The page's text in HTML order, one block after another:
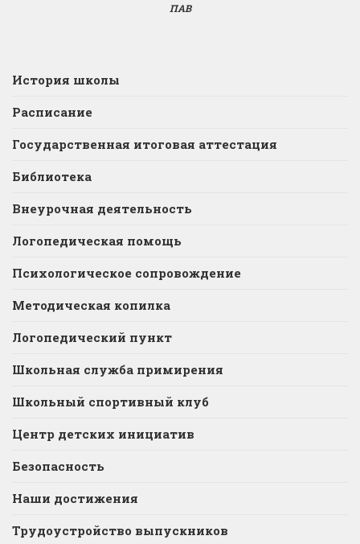
ПАВ
История школы
Расписание
Государственная итоговая аттестация
Библиотека
Внеурочная деятельность
Логопедическая помощь
Психологическое сопровождение
Методическая копилка
Логопедический пункт
Школьная служба примирения
Школьный спортивный клуб
Центр детских инициатив
Безопасность
Наши достижения
Трудоустройство выпускников